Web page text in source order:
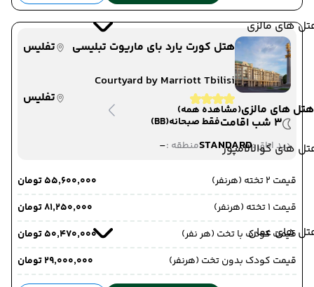
های مالزی
هتل های مالزی(مشاهده همه)
های کوالالامپور
های عمان
هتل کورت یارد بای ماریوت تبلیسی
تفلیس
Courtyard by Marriott Tbilisi
تفلیس
3 شب اقامت
فقط صبحانه(BB)
دید اتاق :STANDARDمنطقه :-
قیمت 2 تخته (هرنفر)
۵۵٬۶۰۰٬۰۰۰ تومان
قیمت 1 تخته (هرنفر)
۸۱٬۲۵۰٬۰۰۰ تومان
قیمت کودک با تخت (هر نفر)
۵۰٬۴۷۰٬۰۰۰ تومان
قیمت کودک بدون تخت (هرنفر)
۲۹٬۰۰۰٬۰۰۰ تومان